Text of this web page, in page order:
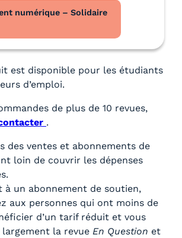
numérique – Solidaire
est disponible pour les étudiants
d’emploi.
de plus de 10 revues,
.
des ventes et abonnements de
loin de couvrir les dépenses
à un abonnement de soutien,
aux personnes qui ont moins de
d’un tarif réduit et vous
la revue En Question et